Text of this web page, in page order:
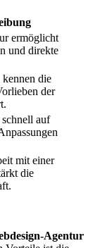
ermöglicht
und direkte
die
der
auf
mit einer
die
Agentur